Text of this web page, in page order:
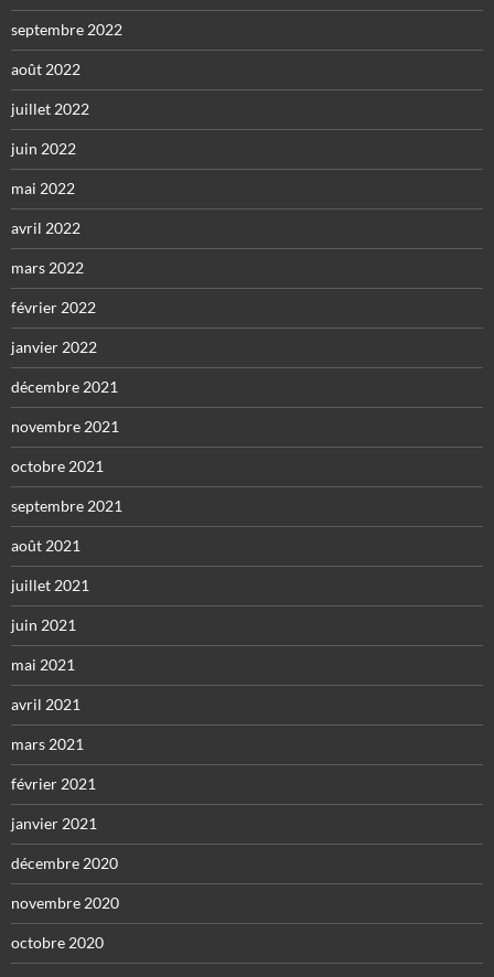
septembre 2022
août 2022
juillet 2022
juin 2022
mai 2022
avril 2022
mars 2022
février 2022
janvier 2022
décembre 2021
novembre 2021
octobre 2021
septembre 2021
août 2021
juillet 2021
juin 2021
mai 2021
avril 2021
mars 2021
février 2021
janvier 2021
décembre 2020
novembre 2020
octobre 2020